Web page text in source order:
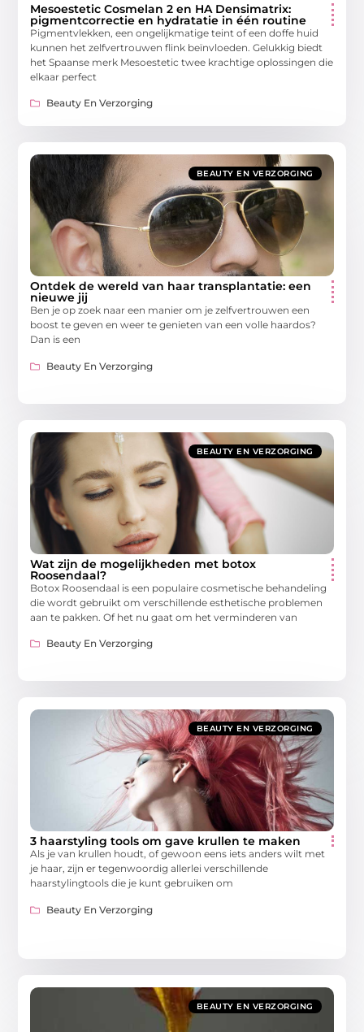
Mesoestetic Cosmelan 2 en HA Densimatrix:
pigmentcorrectie en hydratatie in één routine
Pigmentvlekken, een ongelijkmatige teint of een doffe huid
kunnen het zelfvertrouwen flink beïnvloeden. Gelukkig biedt
het Spaanse merk Mesoestetic twee krachtige oplossingen die
elkaar perfect
Beauty En Verzorging
BEAUTY EN VERZORGING
Ontdek de wereld van haar transplantatie: een
nieuwe jij
Ben je op zoek naar een manier om je zelfvertrouwen een
boost te geven en weer te genieten van een volle haardos?
Dan is een
Beauty En Verzorging
BEAUTY EN VERZORGING
Wat zijn de mogelijkheden met botox
Roosendaal?
Botox Roosendaal is een populaire cosmetische behandeling
die wordt gebruikt om verschillende esthetische problemen
aan te pakken. Of het nu gaat om het verminderen van
Beauty En Verzorging
BEAUTY EN VERZORGING
3 haarstyling tools om gave krullen te maken
Als je van krullen houdt, of gewoon eens iets anders wilt met
je haar, zijn er tegenwoordig allerlei verschillende
haarstylingtools die je kunt gebruiken om
Beauty En Verzorging
BEAUTY EN VERZORGING